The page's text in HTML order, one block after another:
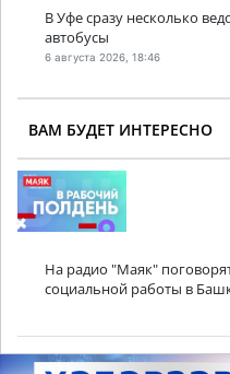
В Уфе сразу несколько
автобусы
6 августа 2026, 18:46
ВАМ БУДЕТ ИНТЕРЕСНО
На радио "Маяк"
социальной работы в